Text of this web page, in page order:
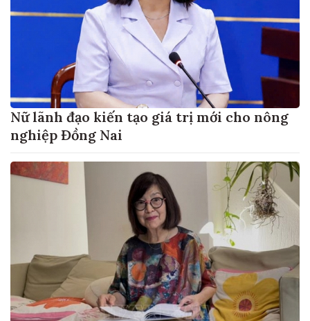
Nữ lãnh đạo kiến tạo giá trị mới cho nông
nghiệp Đồng Nai